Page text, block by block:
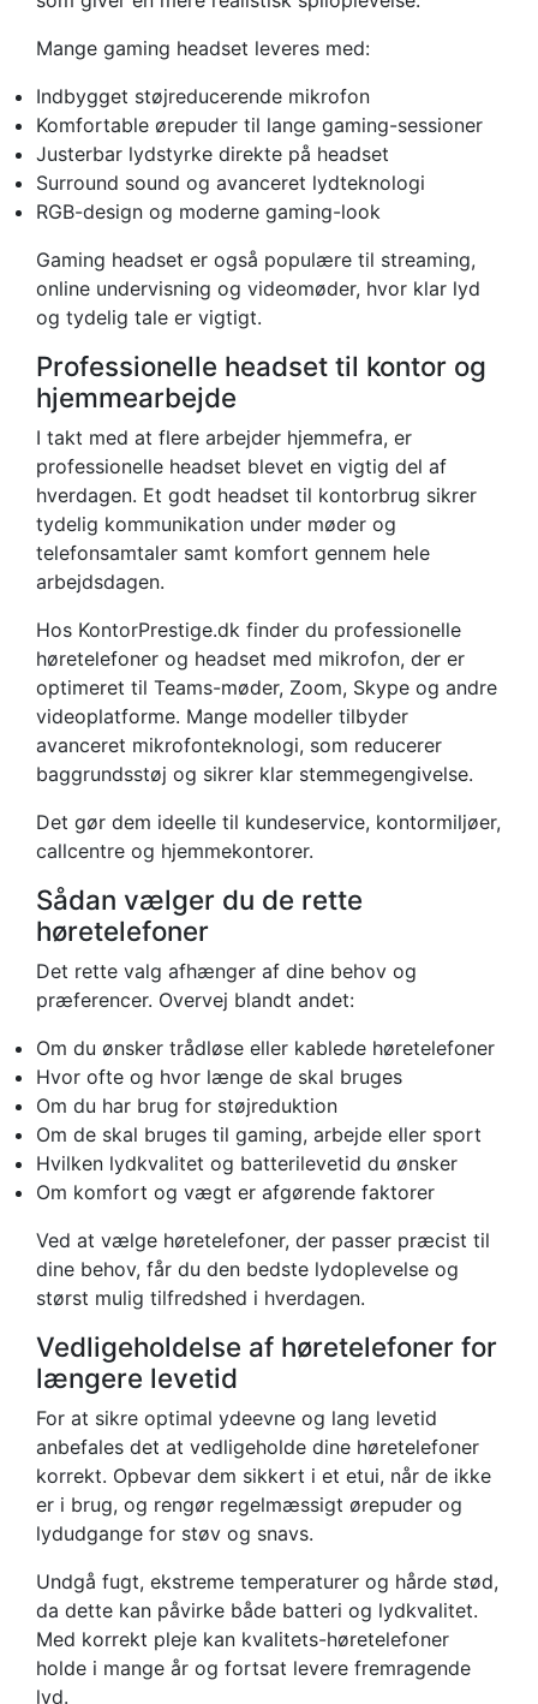
Mange gaming headset leveres med:
Indbygget støjreducerende mikrofon
Komfortable ørepuder til lange gaming-sessioner
Justerbar lydstyrke direkte på headset
Surround sound og avanceret lydteknologi
RGB-design og moderne gaming-look
Gaming headset er også populære til streaming,
online undervisning og videomøder, hvor klar lyd
og tydelig tale er vigtigt.
Professionelle headset til kontor og
hjemmearbejde
I takt med at flere arbejder hjemmefra, er
professionelle headset blevet en vigtig del af
hverdagen. Et godt headset til kontorbrug sikrer
tydelig kommunikation under møder og
telefonsamtaler samt komfort gennem hele
arbejdsdagen.
Hos KontorPrestige.dk finder du professionelle
høretelefoner og headset med mikrofon, der er
optimeret til Teams-møder, Zoom, Skype og andre
videoplatforme. Mange modeller tilbyder
avanceret mikrofonteknologi, som reducerer
baggrundsstøj og sikrer klar stemmegengivelse.
Det gør dem ideelle til kundeservice, kontormiljøer,
callcentre og hjemmekontorer.
Sådan vælger du de rette
høretelefoner
Det rette valg afhænger af dine behov og
præferencer. Overvej blandt andet:
Om du ønsker trådløse eller kablede høretelefoner
Hvor ofte og hvor længe de skal bruges
Om du har brug for støjreduktion
Om de skal bruges til gaming, arbejde eller sport
Hvilken lydkvalitet og batterilevetid du ønsker
Om komfort og vægt er afgørende faktorer
Ved at vælge høretelefoner, der passer præcist til
dine behov, får du den bedste lydoplevelse og
størst mulig tilfredshed i hverdagen.
Vedligeholdelse af høretelefoner for
længere levetid
For at sikre optimal ydeevne og lang levetid
anbefales det at vedligeholde dine høretelefoner
korrekt. Opbevar dem sikkert i et etui, når de ikke
er i brug, og rengør regelmæssigt ørepuder og
lydudgange for støv og snavs.
Undgå fugt, ekstreme temperaturer og hårde stød,
da dette kan påvirke både batteri og lydkvalitet.
Med korrekt pleje kan kvalitets-høretelefoner
holde i mange år og fortsat levere fremragende
lyd.